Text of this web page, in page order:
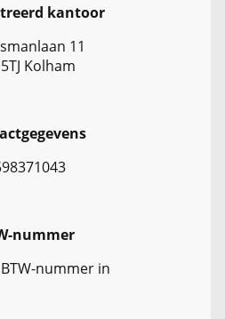
kantoor
11
Kolham
nummer
nummer in